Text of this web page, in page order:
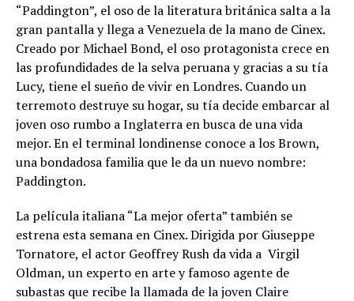
“Paddington”, el oso de la literatura británica salta a la
gran pantalla y llega a Venezuela de la mano de Cinex.
Creado por Michael Bond, el oso protagonista crece en
las profundidades de la selva peruana y gracias a su tía
Lucy, tiene el sueño de vivir en Londres. Cuando un
terremoto destruye su hogar, su tía decide embarcar al
joven oso rumbo a Inglaterra en busca de una vida
mejor. En el terminal londinense conoce a los Brown,
una bondadosa familia que le da un nuevo nombre:
Paddington.
La película italiana “La mejor oferta” también se
estrena esta semana en Cinex. Dirigida por Giuseppe
Tornatore, el actor Geoffrey Rush da vida a Virgil
Oldman, un experto en arte y famoso agente de
subastas que recibe la llamada de la joven Claire